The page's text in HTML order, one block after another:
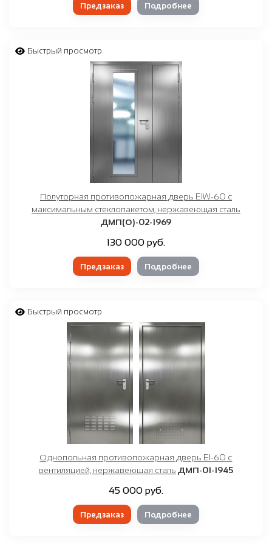
Предзаказ Подробнее
Быстрый просмотр
Полуторная противопожарная дверь EIW-60 с
максимальным стеклопакетом, нержавеющая сталь
ДМП(О)-02-1969
130 000 руб.
Предзаказ Подробнее
Быстрый просмотр
Однопольная противопожарная дверь EI-60 с
вентиляцией, нержавеющая сталь ДМП-01-1945
45 000 руб.
Предзаказ Подробнее